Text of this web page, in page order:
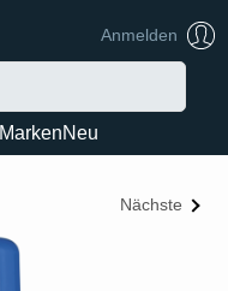
Anmelden
MarkenNeu
Nächste